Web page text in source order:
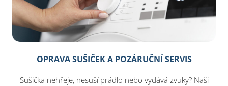
OPRAVA SUŠIČEK A POZÁRUČNÍ SERVIS
Sušička nehřeje, nesuší prádlo nebo vydává zvuky? Naši